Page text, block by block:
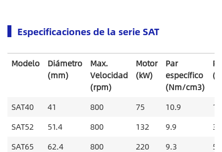
Especificaciones de la serie SAT
Modelo
Diámetro
(mm)
Max.
Velocidad
(rpm)
Motor
(kW)
Par
específico
(Nm/cm3)
SAT40 41 800 75 10.9
SAT52
51.4 800 132 9.9
SAT65
62.4 800 220 9.3